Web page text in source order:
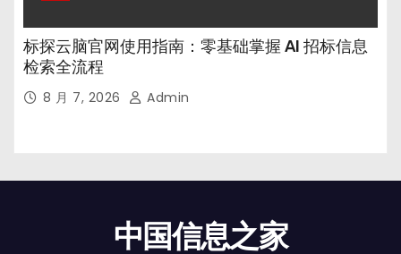
标探云脑官网使用指南：零基础掌握 AI 招标信息
检索全流程
8 月 7, 2026 Admin
中国信息之家